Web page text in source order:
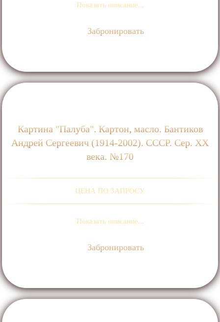
Показать описание...
Забронировать
Картина "Палуба". Картон, масло. Бантиков
Андрей Сергеевич (1914-2002). СССР. Сер. XX
века. №170
ЦЕНА ПО ЗАПРОСУ
Показать описание...
Забронировать